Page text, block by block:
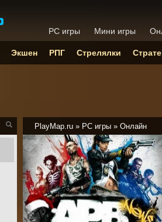
PlayMap.ru » PC игры » Онлайн
PC игры Мини игры
Экшен РПГ Стрелялки